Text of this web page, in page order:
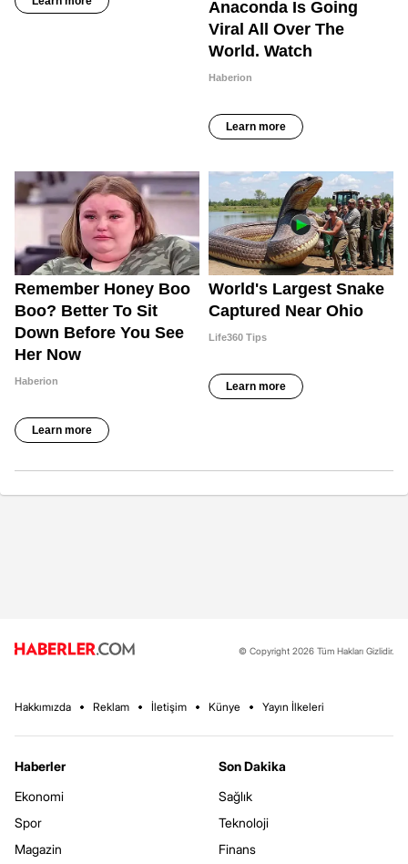
© Copyright 2026 Tüm Hakları Gizlidir.
Hakkımızda Reklam İletişim Künye Yayın İlkeleri
Haberler
Ekonomi
Spor
Magazin
Son Dakika
Sağlık
Teknoloji
Finans